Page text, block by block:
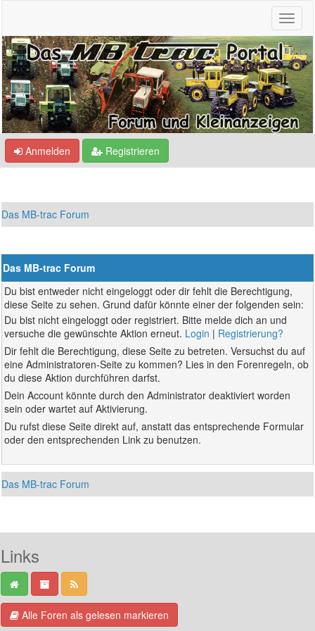
Anmelden Registrieren
Das MB-trac Forum
Das MB-trac Forum
Du bist entweder nicht eingeloggt oder dir fehlt die Berechtigung,
diese Seite zu sehen. Grund dafür könnte einer der folgenden sein:
Du bist nicht eingeloggt oder registriert. Bitte melde dich an und
versuche die gewünschte Aktion erneut. Login | Registrierung?
Dir fehlt die Berechtigung, diese Seite zu betreten. Versuchst du auf
eine Administratoren-Seite zu kommen? Lies in den Forenregeln, ob
du diese Aktion durchführen darfst.
Dein Account könnte durch den Administrator deaktiviert worden
sein oder wartet auf Aktivierung.
Du rufst diese Seite direkt auf, anstatt das entsprechende Formular
oder den entsprechenden Link zu benutzen.
Das MB-trac Forum
Links
Alle Foren als gelesen markieren